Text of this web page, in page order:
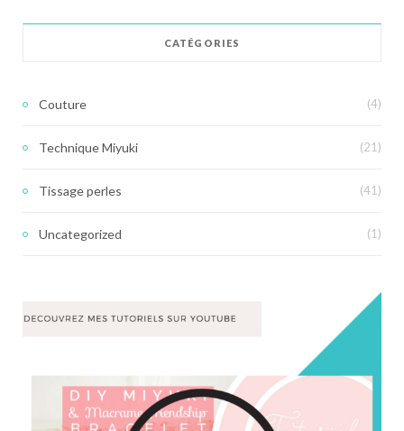
CATÉGORIES
Couture (4)
Technique Miyuki (21)
Tissage perles (41)
Uncategorized (1)